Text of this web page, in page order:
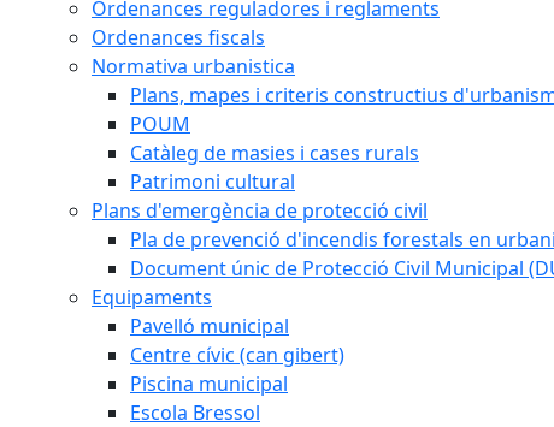
Ordenances reguladores i reglaments
Ordenances fiscals
Normativa urbanistica
Plans, mapes i criteris constructius
POUM
Catàleg de masies i cases rurals
Patrimoni cultural
Plans d'emergència de protecció civil
Pla de prevenció d'incendis forestals en
Document únic de Protecció Civil Municipal
Equipaments
Pavelló municipal
Centre cívic (can gibert)
Piscina municipal
Escola Bressol